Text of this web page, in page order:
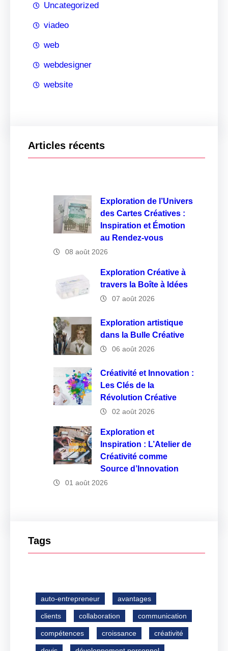
Uncategorized
viadeo
web
webdesigner
website
Articles récents
Exploration de l’Univers
des Cartes Créatives :
Inspiration et Émotion
au Rendez-vous
08 août 2026
Exploration Créative à
travers la Boîte à Idées
07 août 2026
Exploration artistique
dans la Bulle Créative
06 août 2026
Créativité et Innovation :
Les Clés de la
Révolution Créative
02 août 2026
Exploration et
Inspiration : L’Atelier de
Créativité comme
Source d’Innovation
01 août 2026
Tags
auto-entrepreneur avantages
clients collaboration communication
compétences croissance créativité